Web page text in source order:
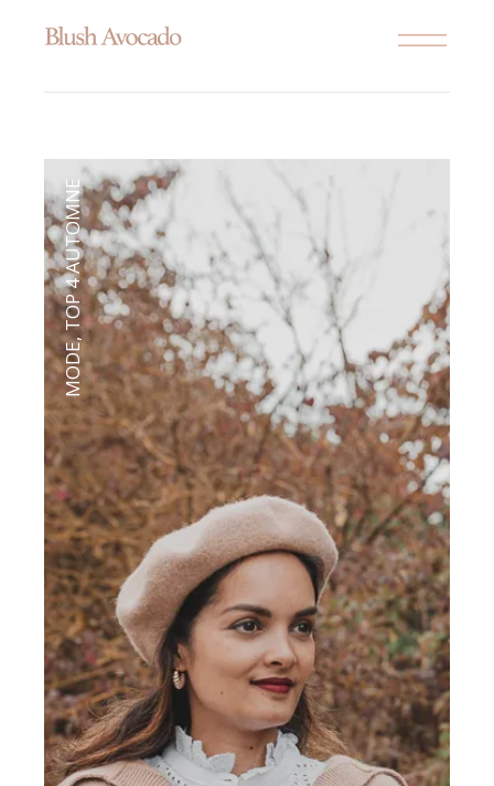
MODE
,
TOP 4 AUTOMNE